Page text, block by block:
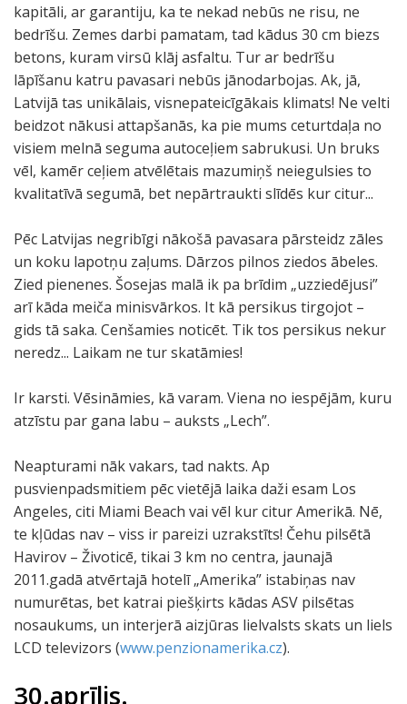
kapitāli, ar garantiju, ka te nekad nebūs ne risu, ne
bedrīšu. Zemes darbi pamatam, tad kādus 30 cm biezs
betons, kuram virsū klāj asfaltu. Tur ar bedrīšu
lāpīšanu katru pavasari nebūs jānodarbojas. Ak, jā,
Latvijā tas unikālais, visnepateicīgākais klimats! Ne velti
beidzot nākusi attapšanās, ka pie mums ceturtdaļa no
visiem melnā seguma autoceļiem sabrukusi. Un bruks
vēl, kamēr ceļiem atvēlētais mazumiņš neiegulsies to
kvalitatīvā segumā, bet nepārtraukti slīdēs kur citur...
Pēc Latvijas negribīgi nākošā pavasara pārsteidz zāles
un koku lapotņu zaļums. Dārzos pilnos ziedos ābeles.
Zied pienenes. Šosejas malā ik pa brīdim „uzziedējusi”
arī kāda meiča minisvārkos. It kā persikus tirgojot –
gids tā saka. Cenšamies noticēt. Tik tos persikus nekur
neredz... Laikam ne tur skatāmies!
Ir karsti. Vēsināmies, kā varam. Viena no iespējām, kuru
atzīstu par gana labu – auksts „Lech”.
Neapturami nāk vakars, tad nakts. Ap
pusvienpadsmitiem pēc vietējā laika daži esam Los
Angeles, citi Miami Beach vai vēl kur citur Amerikā. Nē,
te kļūdas nav – viss ir pareizi uzrakstīts! Čehu pilsētā
Havirov – Životicē, tikai 3 km no centra, jaunajā
2011.gadā atvērtajā hotelī „Amerika” istabiņas nav
numurētas, bet katrai piešķirts kādas ASV pilsētas
nosaukums, un interjerā aizjūras lielvalsts skats un liels
LCD televizors (www.penzionamerika.cz).
30.aprīlis.